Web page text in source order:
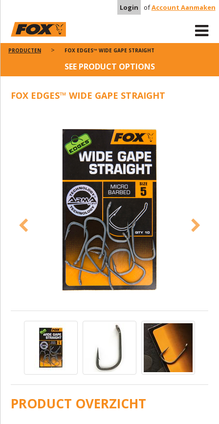
Login ofAccount Aanmaken
PRODUCTEN FOX EDGES™ WIDE GAPE STRAIGHT
SEE PRODUCT OPTIONS
FOX EDGES™ WIDE GAPE STRAIGHT
PRODUCT OVERZICHT